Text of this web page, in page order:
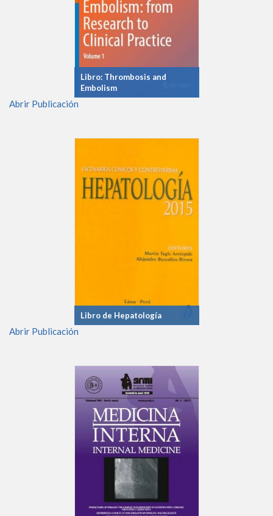
Libro: Thrombosis and
Embolism
Abrir Publicación
Libro de Hepatología
Abrir Publicación